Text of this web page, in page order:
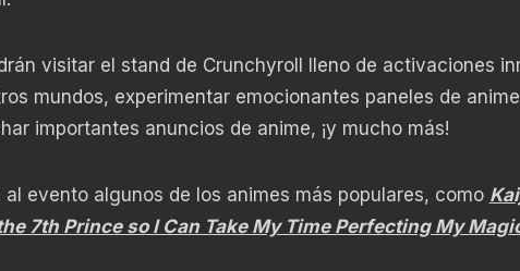
visitar el stand de Crunchyroll lleno de activaciones
mundos, experimentar emocionantes paneles de
importantes anuncios de anime, ¡y mucho más!
evento algunos de los animes más populares, como
7th Prince so I Can Take My Time Perfecting My